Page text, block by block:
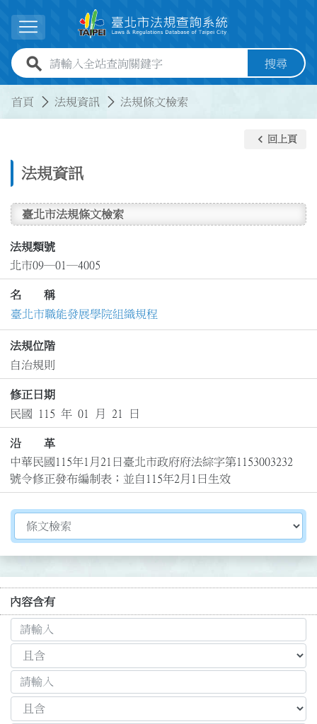
展開選單
全站查詢關鍵字欄位 搜尋
首頁 法規資訊 法規條文檢索
法規資訊
keyboard_arrow_left 回上頁
臺北市法規條文檢索
法規類號
北市09─01─4005
名 稱
臺北市職能發展學院組織規程
法規位階
自治規則
修正日期
民國 115 年 01 月 21 日
沿 革
中華民國115年1月21日臺北市政府府法綜字第1153003232
號令修正發布編制表；並自115年2月1日生效
切換選擇法規資訊內容
內容含有